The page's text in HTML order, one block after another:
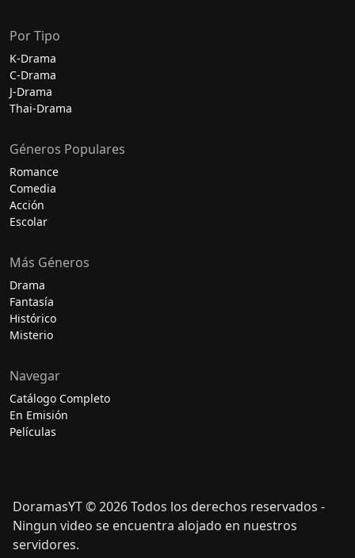
Por Tipo
K-Drama
C-Drama
J-Drama
Thai-Drama
Géneros Populares
Romance
Comedia
Acción
Escolar
Más Géneros
Drama
Fantasía
Histórico
Misterio
Navegar
Catálogo Completo
En Emisión
Películas
DoramasYT © 2026 Todos los derechos reservados -
Ningun video se encuentra alojado en nuestros
servidores.